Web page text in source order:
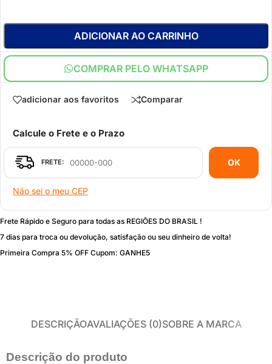
ADICIONAR AO CARRINHO
COMPRAR PELO WHATSAPP
adicionar aos favoritos Comparar
Calcule o Frete e o Prazo
OK
Não sei o meu CEP
Frete Rápido e Seguro para todas as REGIÕES DO BRASIL !
7 dias para troca ou devolução, satisfação ou seu dinheiro de volta!
Primeira Compra 5% OFF Cupom: GANHE5
DESCRIÇÃOAVALIAÇÕES (0)SOBRE A MARCA
Descrição do produto